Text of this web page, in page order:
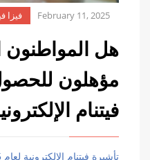
February 11, 2025 فيزا
هل المواطنون
مؤهلون
فيتنام الإلكترونية